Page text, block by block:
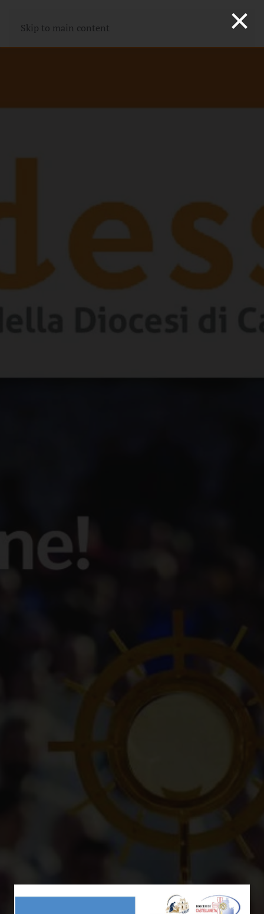
Skip to main content ×